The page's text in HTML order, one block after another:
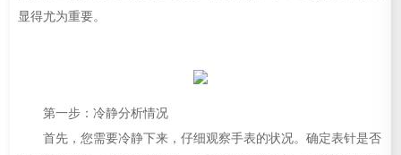
显得尤为重要。
第一步：冷静分析情况
首先，您需要冷静下来，仔细观察手表的状况。确定表针是否